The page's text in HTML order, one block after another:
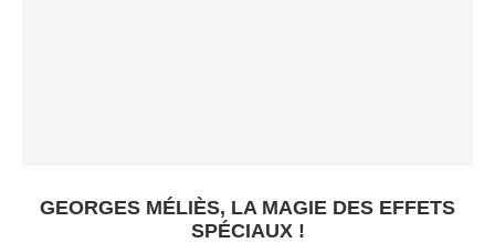
GEORGES MÉLIÈS, LA MAGIE DES EFFETS
SPÉCIAUX !